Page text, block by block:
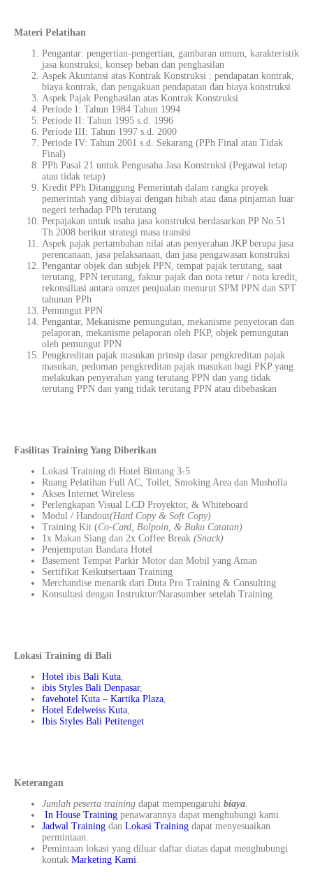
Materi Pelatihan
Pengantar: pengertian-pengertian, gambaran umum, karakteristik
jasa konstruksi, konsep beban dan penghasilan
Aspek Akuntansi atas Kontrak Konstruksi : pendapatan kontrak,
biaya kontrak, dan pengakuan pendapatan dan biaya konstruksi
Aspek Pajak Penghasilan atas Kontrak Konstruksi
Periode I: Tahun 1984 Tahun 1994
Periode II: Tahun 1995 s.d. 1996
Periode III: Tahun 1997 s.d. 2000
Periode IV: Tahun 2001 s.d. Sekarang (PPh Final atau Tidak
Final)
PPh Pasal 21 untuk Pengusaha Jasa Konstruksi (Pegawai tetap
atau tidak tetap)
Kredit PPh Ditanggung Pemerintah dalam rangka proyek
pemerintah yang dibiayai dengan hibah atau dana pinjaman luar
negeri terhadap PPh terutang
Perpajakan untuk usaha jasa konstruksi berdasarkan PP No.51
Th.2008 berikut strategi masa transisi
Aspek pajak pertambahan nilai atas penyerahan JKP berupa jasa
perencanaan, jasa pelaksanaan, dan jasa pengawasan konstruksi
Pengantar objek dan subjek PPN, tempat pajak terutang, saat
terutang, PPN terutang, faktur pajak dan nota retur / nota kredit,
rekonsiliasi antara omzet penjualan menurut SPM PPN dan SPT
tahunan PPh
Pemungut PPN
Pengantar, Mekanisme pemungutan, mekanisme penyetoran dan
pelaporan, mekanisme pelaporan oleh PKP, objek pemungutan
oleh pemungut PPN
Pengkreditan pajak masukan prinsip dasar pengkreditan pajak
masukan, pedoman pengkreditan pajak masukan bagi PKP yang
melakukan penyerahan yang terutang PPN dan yang tidak
terutang PPN dan yang tidak terutang PPN atau dibebaskan
Fasilitas Training Yang Diberikan
Lokasi Training di Hotel Bintang 3-5
Ruang Pelatihan Full AC, Toilet, Smoking Area dan Musholla
Akses Internet Wireless
Perlengkapan Visual LCD Proyektor, & Whiteboard
Modul / Handout(Hard Copy & Soft Copy)
Training Kit (Co-Card, Bolpoin, & Buku Catatan)
1x Makan Siang dan 2x Coffee Break (Snack)
Penjemputan Bandara Hotel
Basement Tempat Parkir Motor dan Mobil yang Aman
Sertifikat Keikutsertaan Training
Merchandise menarik dari Duta Pro Training & Consulting
Konsultasi dengan Instruktur/Narasumber setelah Training
Lokasi Training di Bali
Hotel ibis Bali Kuta,
ibis Styles Bali Denpasar,
favehotel Kuta – Kartika Plaza,
Hotel Edelweiss Kuta,
Ibis Styles Bali Petitenget
Keterangan
Jumlah peserta training dapat mempengaruhi biaya.
In House Training penawarannya dapat menghubungi kami
Jadwal Training dan Lokasi Training dapat menyesuaikan
permintaan.
Pemintaan lokasi yang diluar daftar diatas dapat menghubungi
kontak Marketing Kami.